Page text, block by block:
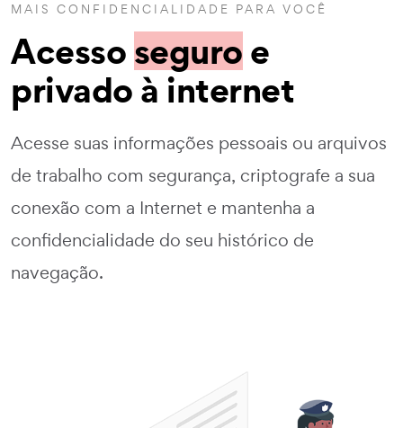
MAIS CONFIDENCIALIDADE PARA VOCÊ
Acessoseguroe
privado à internet
Acesse suas informações pessoais ou arquivos
de trabalho com segurança, criptografe a sua
conexão com a Internet e mantenha a
confidencialidade do seu histórico de
navegação.